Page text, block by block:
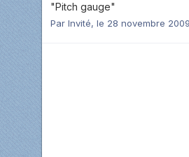
"Pitch gauge"
Par Invité, le 28 novembre 2009